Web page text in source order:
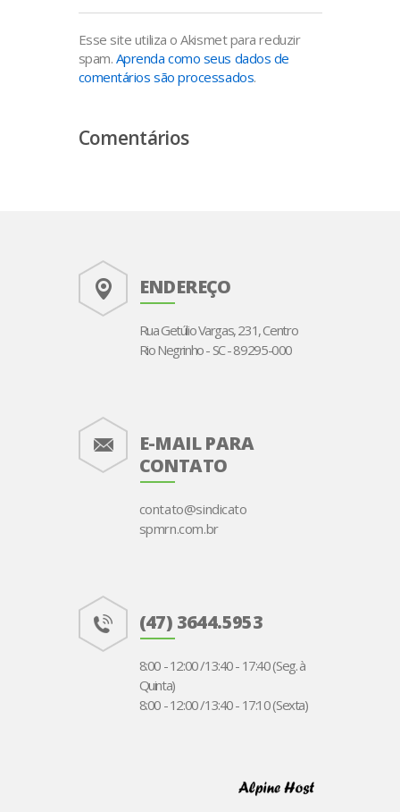
Esse site utiliza o Akismet para reduzir
spam. Aprenda como seus dados de
comentários são processados.
Comentários
ENDEREÇO
Rua Getúlio Vargas, 231, Centro
Rio Negrinho - SC - 89295-000
E-MAIL PARA
CONTATO
contato@sindicato
spmrn.com.br
(47) 3644.5953
8:00 - 12:00 /13:40 - 17:40 (Seg. à
Quinta)
8:00 - 12:00 /13:40 - 17:10 (Sexta)